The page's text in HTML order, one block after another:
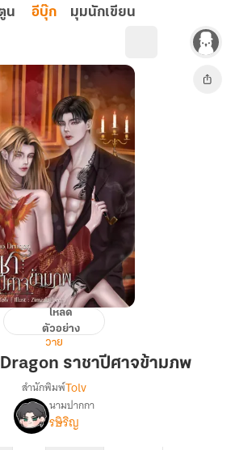
น อีบุ๊ก มุมนักเขียน
โหลด
ตัวอย่าง
วาย
ราชาปีศาจข้ามภพ
เรื่องAmbrogio
Dragon
สำนักพิมพ์Tolv
นามปากกา
รษิริญ